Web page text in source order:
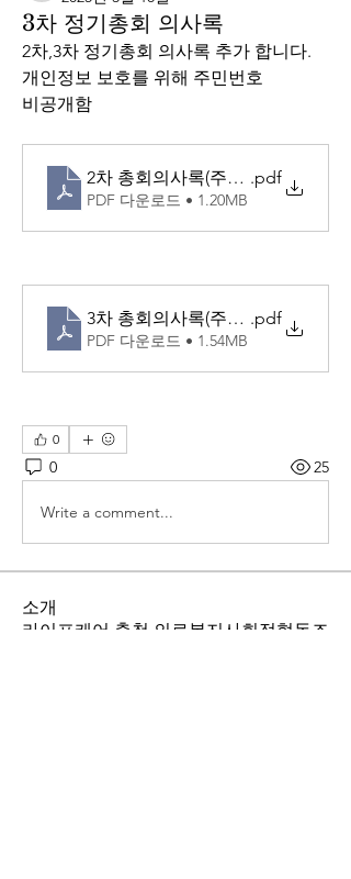
3차 정기총회 의사록
2차,3차 정기총회 의사록 추가 합니다.
개인정보 보호를 위해 주민번호
비공개함
2차 총회의사록(주민번호처리)
.pdf
PDF 다운로드 • 1.20MB
3차 총회의사록(주민번호삭제)
.pdf
PDF 다운로드 • 1.54MB
0
0 25
Write a comment...
소개
라이프케어 충청 의료복지사회적협동조